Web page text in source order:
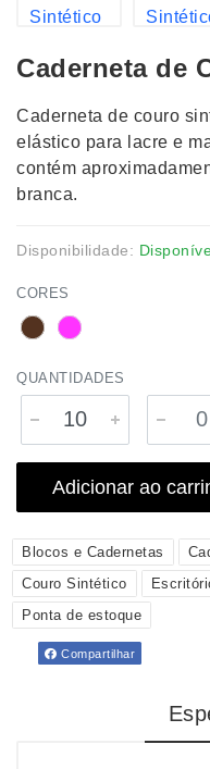
Caderneta de
Caderneta de couro
elástico para lacre e
contém
branca.
Disponibilidade:
CORES
QUANTIDADES
Adicionar ao
Blocos e Cadernetas
Couro Sintético
Ponta de estoque
Compartilhar